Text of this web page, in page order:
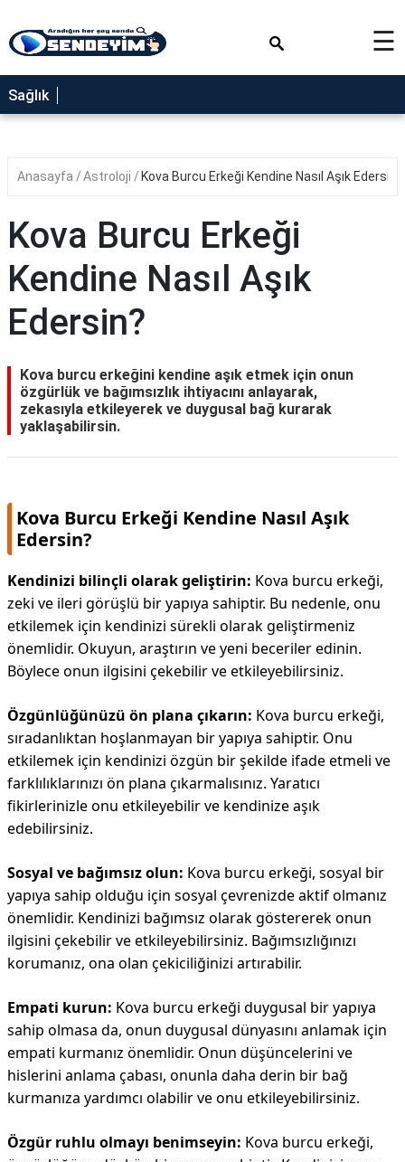
SAĞLIK
NEDİR
YEMEK
RÜYA
GEZİLECEK
YERLER
☰
Sağlık
Anasayfa Astroloji Kova Burcu Erkeği Kendine Nasıl Aşık Edersin?
Kova Burcu Erkeği
Kendine Nasıl Aşık
Edersin?
Kova burcu erkeğini kendine aşık etmek için onun
özgürlük ve bağımsızlık ihtiyacını anlayarak,
zekasıyla etkileyerek ve duygusal bağ kurarak
yaklaşabilirsin.
Kova Burcu Erkeği Kendine Nasıl Aşık
Edersin?
Kendinizi bilinçli olarak geliştirin: Kova burcu erkeği,
zeki ve ileri görüşlü bir yapıya sahiptir. Bu nedenle, onu
etkilemek için kendinizi sürekli olarak geliştirmeniz
önemlidir. Okuyun, araştırın ve yeni beceriler edinin.
Böylece onun ilgisini çekebilir ve etkileyebilirsiniz.
Özgünlüğünüzü ön plana çıkarın: Kova burcu erkeği,
sıradanlıktan hoşlanmayan bir yapıya sahiptir. Onu
etkilemek için kendinizi özgün bir şekilde ifade etmeli ve
farklılıklarınızı ön plana çıkarmalısınız. Yaratıcı
fikirlerinizle onu etkileyebilir ve kendinize aşık
edebilirsiniz.
Sosyal ve bağımsız olun: Kova burcu erkeği, sosyal bir
yapıya sahip olduğu için sosyal çevrenizde aktif olmanız
önemlidir. Kendinizi bağımsız olarak göstererek onun
ilgisini çekebilir ve etkileyebilirsiniz. Bağımsızlığınızı
korumanız, ona olan çekiciliğinizi artırabilir.
Empati kurun: Kova burcu erkeği duygusal bir yapıya
sahip olmasa da, onun duygusal dünyasını anlamak için
empati kurmanız önemlidir. Onun düşüncelerini ve
hislerini anlama çabası, onunla daha derin bir bağ
kurmanıza yardımcı olabilir ve onu etkileyebilirsiniz.
Özgür ruhlu olmayı benimseyin: Kova burcu erkeği,